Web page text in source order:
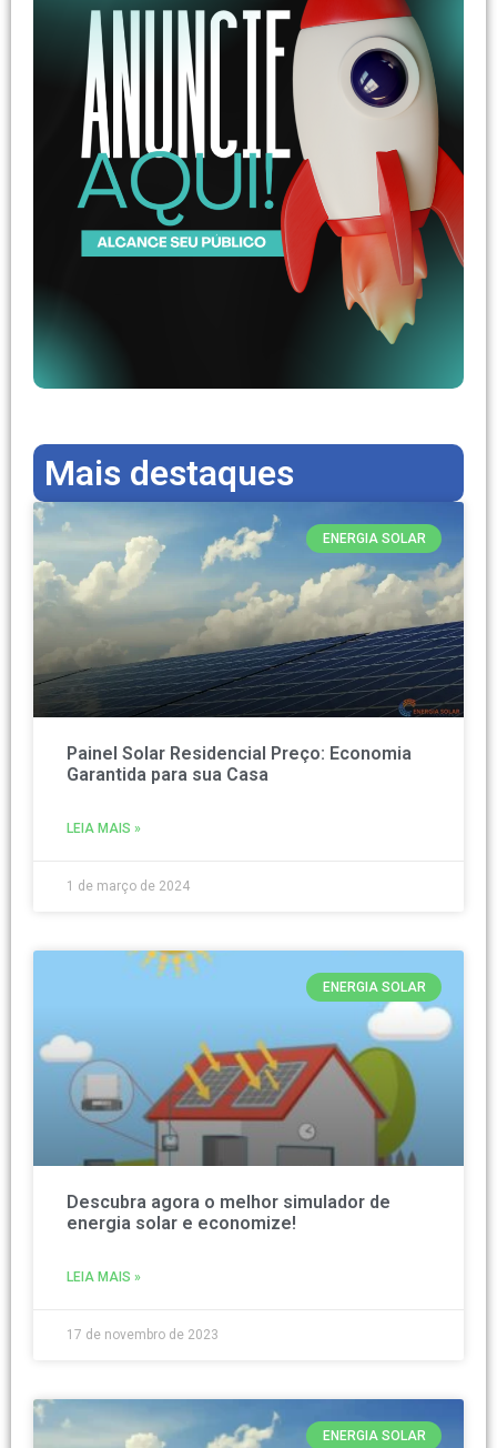
Mais destaques
ENERGIA SOLAR
Painel Solar Residencial Preço: Economia
Garantida para sua Casa
LEIA MAIS »
1 de março de 2024
ENERGIA SOLAR
Descubra agora o melhor simulador de
energia solar e economize!
LEIA MAIS »
17 de novembro de 2023
ENERGIA SOLAR